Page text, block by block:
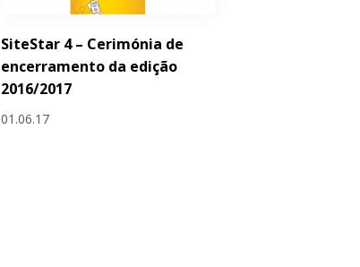
SiteStar 4 – Cerimónia de
encerramento da edição
2016/2017
01.06.17